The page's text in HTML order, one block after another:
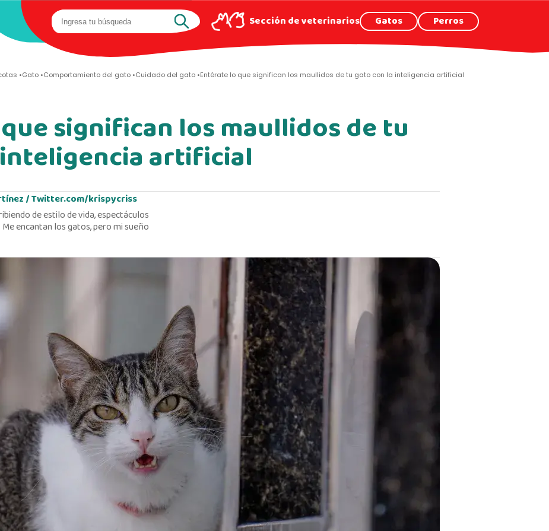
Sección de veterinarios Gatos Perros
Gato Comportamiento del gato Cuidado del gato Entérate lo que significan los maullidos de tu gato con la inteligencia artificial
significan los maullidos de tu
artificial
/Twitter.com/krispycriss
de estilo de vida, espectáculos
encantan los gatos, pero mi sueño